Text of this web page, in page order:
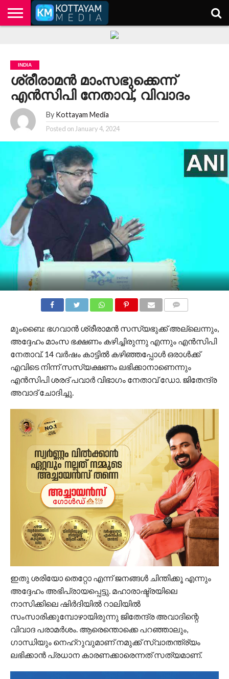
INDIA
ശ്രീരാമന്‍ മാംസഭുക്കെന്ന്
എന്‍സിപി നേതാവ്, വിവാദം
By Kottayam Media
Posted on January 4, 2024
മുംബൈ: ഭഗവാന്‍ ശ്രീരാമന്‍ സസ്യഭുക്ക് അല്ലെന്നും,
അദ്ദേഹം മാംസ ഭക്ഷണം കഴിച്ചിരുന്നു എന്നും എന്‍സിപി
നേതാവ്. 14 വര്‍ഷം കാട്ടില്‍ കഴിഞ്ഞപ്പോൾ ഒരാള്‍ക്ക്
എവിടെ നിന്ന് സസ്യക്ഷണം ലഭിക്കാനാണെന്നും
എന്‍സിപി ശരദ് പവാര്‍ വിഭാഗം നേതാവ് ഡോ. ജിതേന്ദ്ര
അവാദ് ചോദിച്ചു.
ഇതു ശരിയോ തെറ്റോ എന്ന് ജനങ്ങള്‍ ചിന്തിക്കൂ എന്നും
അദ്ദേഹം അഭിപ്രായപ്പെട്ടു. മഹാരാഷ്ട്രയിലെ
നാസിക്കിലെ ഷിര്‍ദിയില്‍ റാലിയില്‍
സംസാരിക്കുമ്പോഴായിരുന്നു ജിതേന്ദ്ര അവാദിന്റെ
വിവാദ പരാമര്‍ശം. ആരെന്തൊക്കെ പറഞ്ഞാലും,
ഗാന്ധിയും നെഹ്‌റുവുമാണ് നമുക്ക് സ്വാതന്ത്ര്യം
ലഭിക്കാന്‍ പ്രധാന കാരണക്കാരെന്നത് സത്യമാണ്.